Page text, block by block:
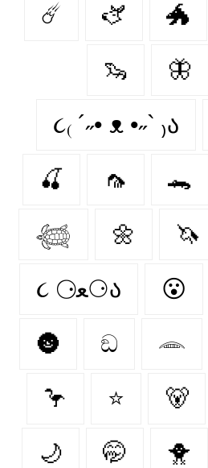
☄️ 🫏 🐲
🦦 🦋
૮₍ ´˶• ᴥ •˶` ₎ა
🍒 🦟 🐊
𓆉 🌼 🦄
૮ ⚆ﻌ⚆ა 😮
🌚 ඞ 𓂎
🦩 ⭐ 🐻‍
🌙 🤭 🐥